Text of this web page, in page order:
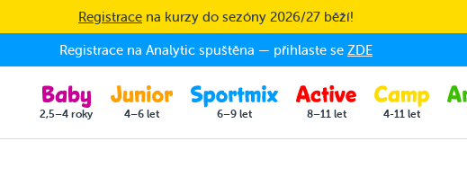
Registrace na kurzy do sezóny 2026/27 běží!
Registrace na Analytic spuštěna — přihlaste se ZDE
2,5–4 roky 4–6 let 6–9 let 8–11 let 4-11 let